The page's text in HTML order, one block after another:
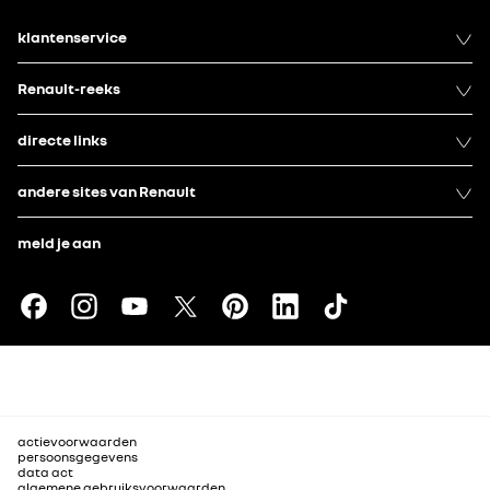
Verenigd Koninkrijk
Business Car Awards 2025, Car of the Year 2025
- Verenigd Koninkrijk
Electric Car of the Year - Verenigd Koninkrijk
Koninkrijk
Choice - Verenigd Koninkrijk
2025 - Verenigd Koninkrijk
Diesel & Eco Car Awards 2025, Best electric small
car - Verenigd Koninkrijk
Verenigd Koninkrijk
Welke auto? Electric Car Awards 2025 - Verenigd
klantenservice
Renault-reeks
directe links
andere sites van Renault
meld je aan
actievoorwaarden
persoonsgegevens
data act